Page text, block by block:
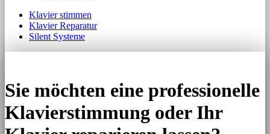
Klavier stimmen
Klavier Reparatur
Silent Systeme
Sie möchten eine professionelle
Klavierstimmung oder Ihr